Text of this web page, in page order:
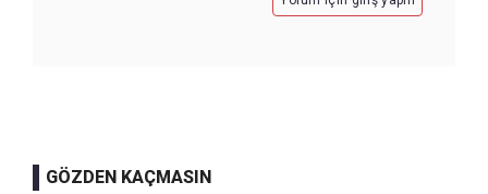
GÖZDEN KAÇMASIN